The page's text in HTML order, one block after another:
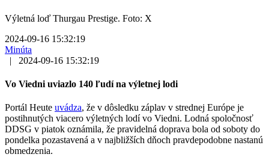
Výletná loď Thurgau Prestige. Foto: X
2024-09-16 15:32:19
Minúta
|
2024-09-16 15:32:19
Vo Viedni uviazlo 140 ľudí na výletnej lodi
Portál Heute uvádza, že v dôsledku záplav v strednej Európe je
postihnutých viacero výletných lodí vo Viedni. Lodná spoločnosť
DDSG v piatok oznámila, že pravidelná doprava bola od soboty do
pondelka pozastavená a v najbližších dňoch pravdepodobne nastanú
obmedzenia.